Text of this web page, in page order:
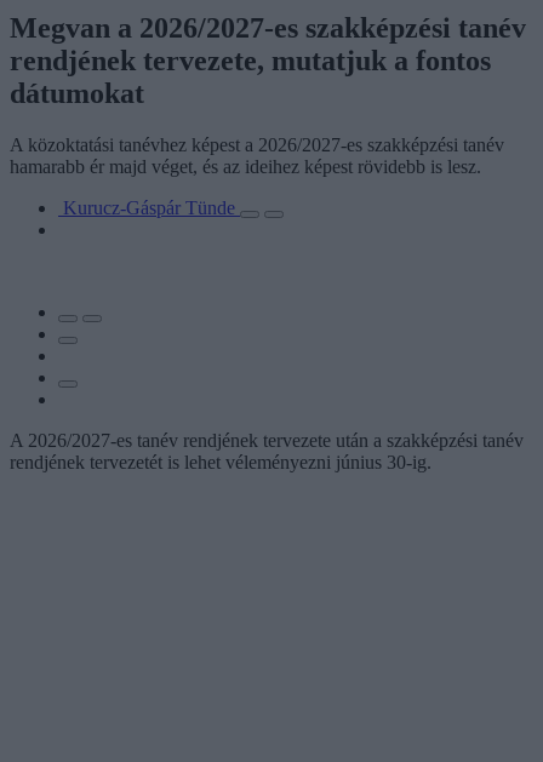
Megvan a 2026/2027-es szakképzési tanév
rendjének tervezete, mutatjuk a fontos
dátumokat
A közoktatási tanévhez képest a 2026/2027-es szakképzési tanév
hamarabb ér majd véget, és az ideihez képest rövidebb is lesz.
Kurucz-Gáspár Tünde
A 2026/2027-es tanév rendjének tervezete után a szakképzési tanév
rendjének tervezetét is lehet véleményezni június 30-ig.